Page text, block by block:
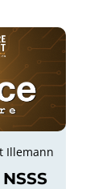
Illemann